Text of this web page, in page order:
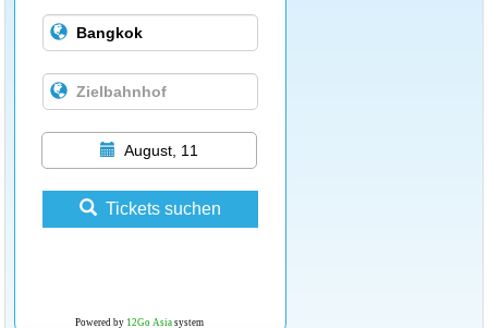
August, 11
Tickets suchen
Powered by 12Go Asiasystem